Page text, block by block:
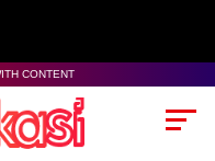
CONTENT